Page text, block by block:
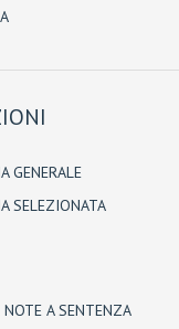
GENERALE
SELEZIONATA
A SENTENZA